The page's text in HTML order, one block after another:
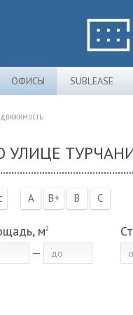
ОФИСЫ SUBLEASE
УЛИЦЕ
A B+ B C
м2